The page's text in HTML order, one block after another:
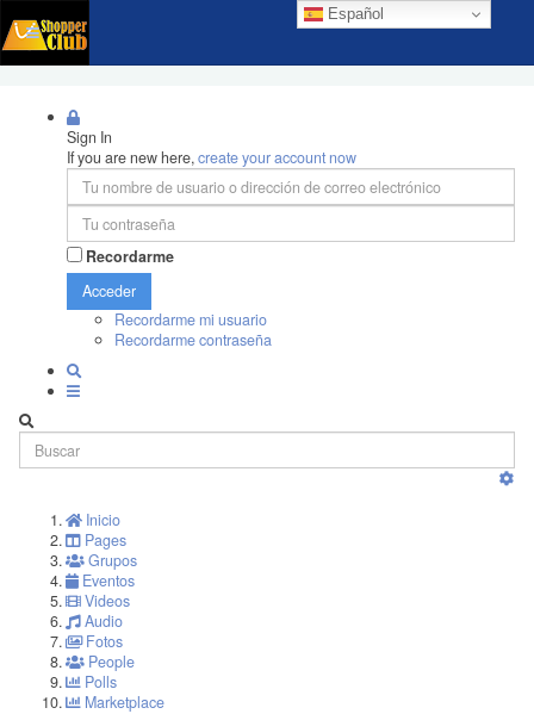
Español
Sign In
If you are new here,create your account now
Recordarme
Acceder
Recordarme mi usuario
Recordarme contraseña
Inicio
Pages
Grupos
Eventos
Videos
Audio
Fotos
People
Polls
Marketplace